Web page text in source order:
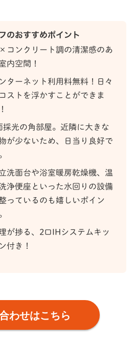
のおすすめポイント
コンクリート調の清潔感のあ
内空間！
ターネット利用料無料！日々
ストを浮かすことができま
採光の角部屋。近隣に大きな
が少ないため、日当り良好で
洗面台や浴室暖房乾燥機、温
浄便座といった水回りの設備
っているのも嬉しいポイン
が捗る、2口IHシステムキッ
付き！
わせはこちら